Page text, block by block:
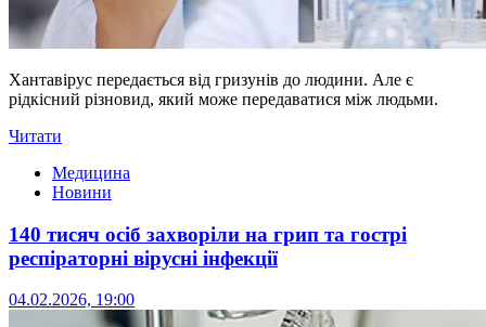
Хантавірус передається від гризунів до людини. Але є
рідкісний різновид, який може передаватися між людьми.
Читати
Медицина
Новини
140 тисяч осіб захворіли на грип та гострі
респіраторні вірусні інфекції
04.02.2026, 19:00